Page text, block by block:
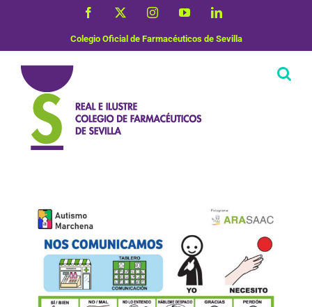
Facebook InstagramYouTubeLinkedIn
Colegio Oficial de Farmacéuticos de Sevilla